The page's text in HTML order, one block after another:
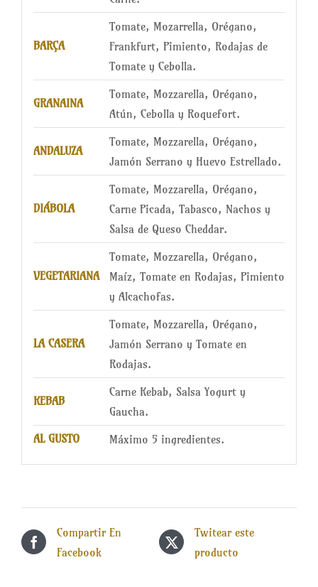
BARÇA
Tomate, Mozarrella, Orégano,
Frankfurt, Pimiento, Rodajas de
Tomate y Cebolla.
GRANAINA
Tomate, Mozzarella, Orégano,
Atún, Cebolla y Roquefort.
ANDALUZA
Tomate, Mozzarella, Orégano,
Jamón Serrano y Huevo Estrellado.
DIÁBOLA
Tomate, Mozzarella, Orégano,
Carne Picada, Tabasco, Nachos y
Salsa de Queso Cheddar.
VEGETARIANA
Tomate, Mozzarella, Orégano,
Maíz, Tomate en Rodajas, Pimiento
y Alcachofas.
LA CASERA
Tomate, Mozzarella, Orégano,
Jamón Serrano y Tomate en
Rodajas.
KEBAB
Carne Kebab, Salsa Yogurt y
Gaucha.
AL GUSTO
Máximo 5 ingredientes.
Compartir En
Facebook
Twitear este
producto